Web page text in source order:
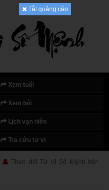
Xem tuổi
Xem bói
Lịch vạn niên
Tra cứu tử vi
Theo dõi Tử Vi Số Mệnh trên
Tắt quảng cáo